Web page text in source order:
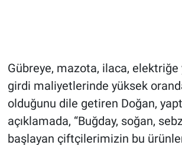
Gübreye, mazota, ilaca,
girdi maliyetlerinde yüksek
olduğunu dile getiren Doğan,
açıklamada, “Buğday, soğan,
başlayan çiftçilerimizin bu